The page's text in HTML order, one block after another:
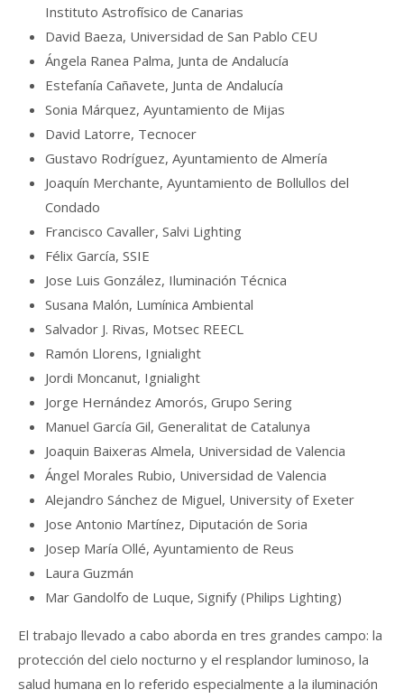
Instituto Astrofísico de Canarias
David Baeza, Universidad de San Pablo CEU
Ángela Ranea Palma, Junta de Andalucía
Estefanía Cañavete, Junta de Andalucía
Sonia Márquez, Ayuntamiento de Mijas
David Latorre, Tecnocer
Gustavo Rodríguez, Ayuntamiento de Almería
Joaquín Merchante, Ayuntamiento de Bollullos del
Condado
Francisco Cavaller, Salvi Lighting
Félix García, SSIE
Jose Luis González, Iluminación Técnica
Susana Malón, Lumínica Ambiental
Salvador J. Rivas, Motsec REECL
Ramón Llorens, Ignialight
Jordi Moncanut, Ignialight
Jorge Hernández Amorós, Grupo Sering
Manuel García Gil, Generalitat de Catalunya
Joaquin Baixeras Almela, Universidad de Valencia
Ángel Morales Rubio, Universidad de Valencia
Alejandro Sánchez de Miguel, University of Exeter
Jose Antonio Martínez, Diputación de Soria
Josep María Ollé, Ayuntamiento de Reus
Laura Guzmán
Mar Gandolfo de Luque, Signify (Philips Lighting)
El trabajo llevado a cabo aborda en tres grandes campo: la
protección del cielo nocturno y el resplandor luminoso, la
salud humana en lo referido especialmente a la iluminación